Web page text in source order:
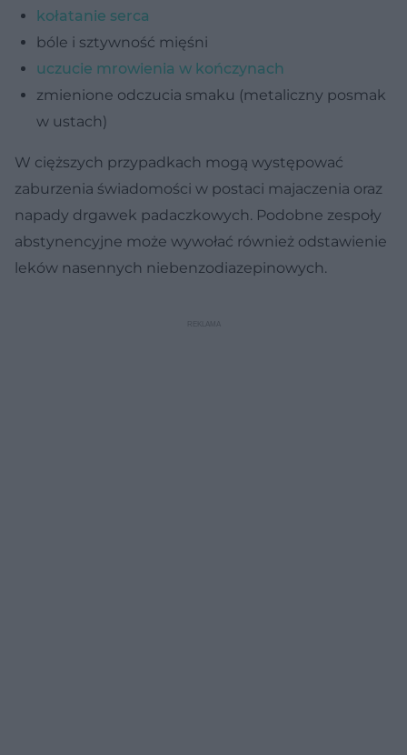
kołatanie serca
bóle i sztywność mięśni
uczucie mrowienia w kończynach
zmienione odczucia smaku (metaliczny posmak
w ustach)
W cięższych przypadkach mogą występować
zaburzenia świadomości w postaci majaczenia oraz
napady drgawek padaczkowych. Podobne zespoły
abstynencyjne może wywołać również odstawienie
leków nasennych niebenzodiazepinowych.